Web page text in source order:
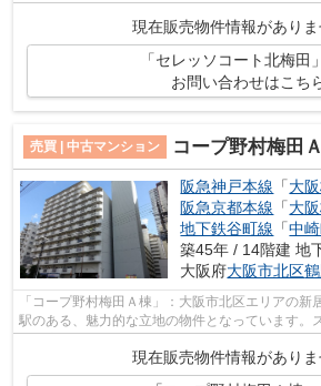
現在販売物件情報がありま
「セレッソコート北梅田
お問い合わせはこち
売買 | 中古マンション コープ野村梅田
阪急神戸本線 「大
阪急京都本線 「大
地下鉄谷町線 「中
築45年 / 14階建 地
大阪府大阪市北区
「コープ野村梅田Ａ棟」：大阪市北区エリアの新
駅のある、魅力的な立地の物件となっています。
崎町店」もすぐ近く(455m)にあるのが...
現在販売物件情報がありま